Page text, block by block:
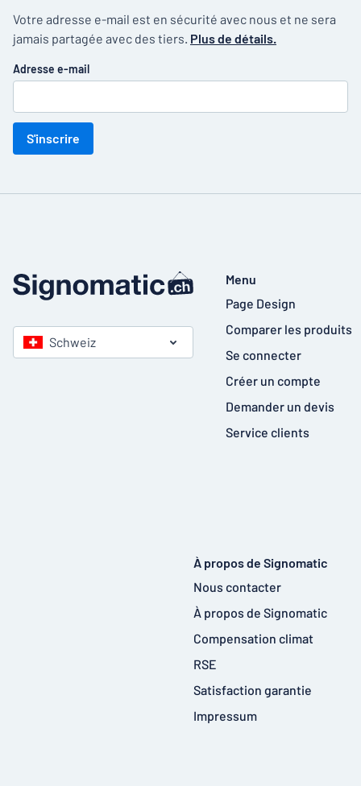
Votre adresse e-mail est en sécurité avec nous et ne sera
jamais partagée avec des tiers. Plus de détails.
Adresse e-mail
S'inscrire
Schweiz
Menu
Page Design
Comparer les produits
Se connecter
Créer un compte
Demander un devis
Service clients
À propos de Signomatic
Nous contacter
À propos de Signomatic
Compensation climat
RSE
Satisfaction garantie
Impressum